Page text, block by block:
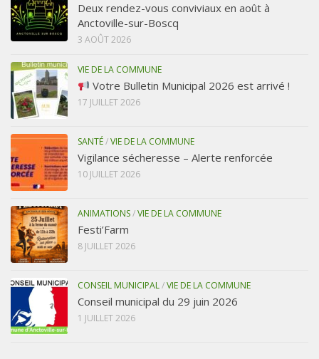
Deux rendez-vous conviviaux en août à
Anctoville-sur-Boscq
3 AOÛT 2026
VIE DE LA COMMUNE
Votre Bulletin Municipal 2026 est arrivé !
17 JUILLET 2026
SANTÉ/VIE DE LA COMMUNE
Vigilance sécheresse – Alerte renforcée
10 JUILLET 2026
ANIMATIONS/VIE DE LA COMMUNE
Festi’Farm
8 JUILLET 2026
CONSEIL MUNICIPAL/VIE DE LA COMMUNE
Conseil municipal du 29 juin 2026
1 JUILLET 2026